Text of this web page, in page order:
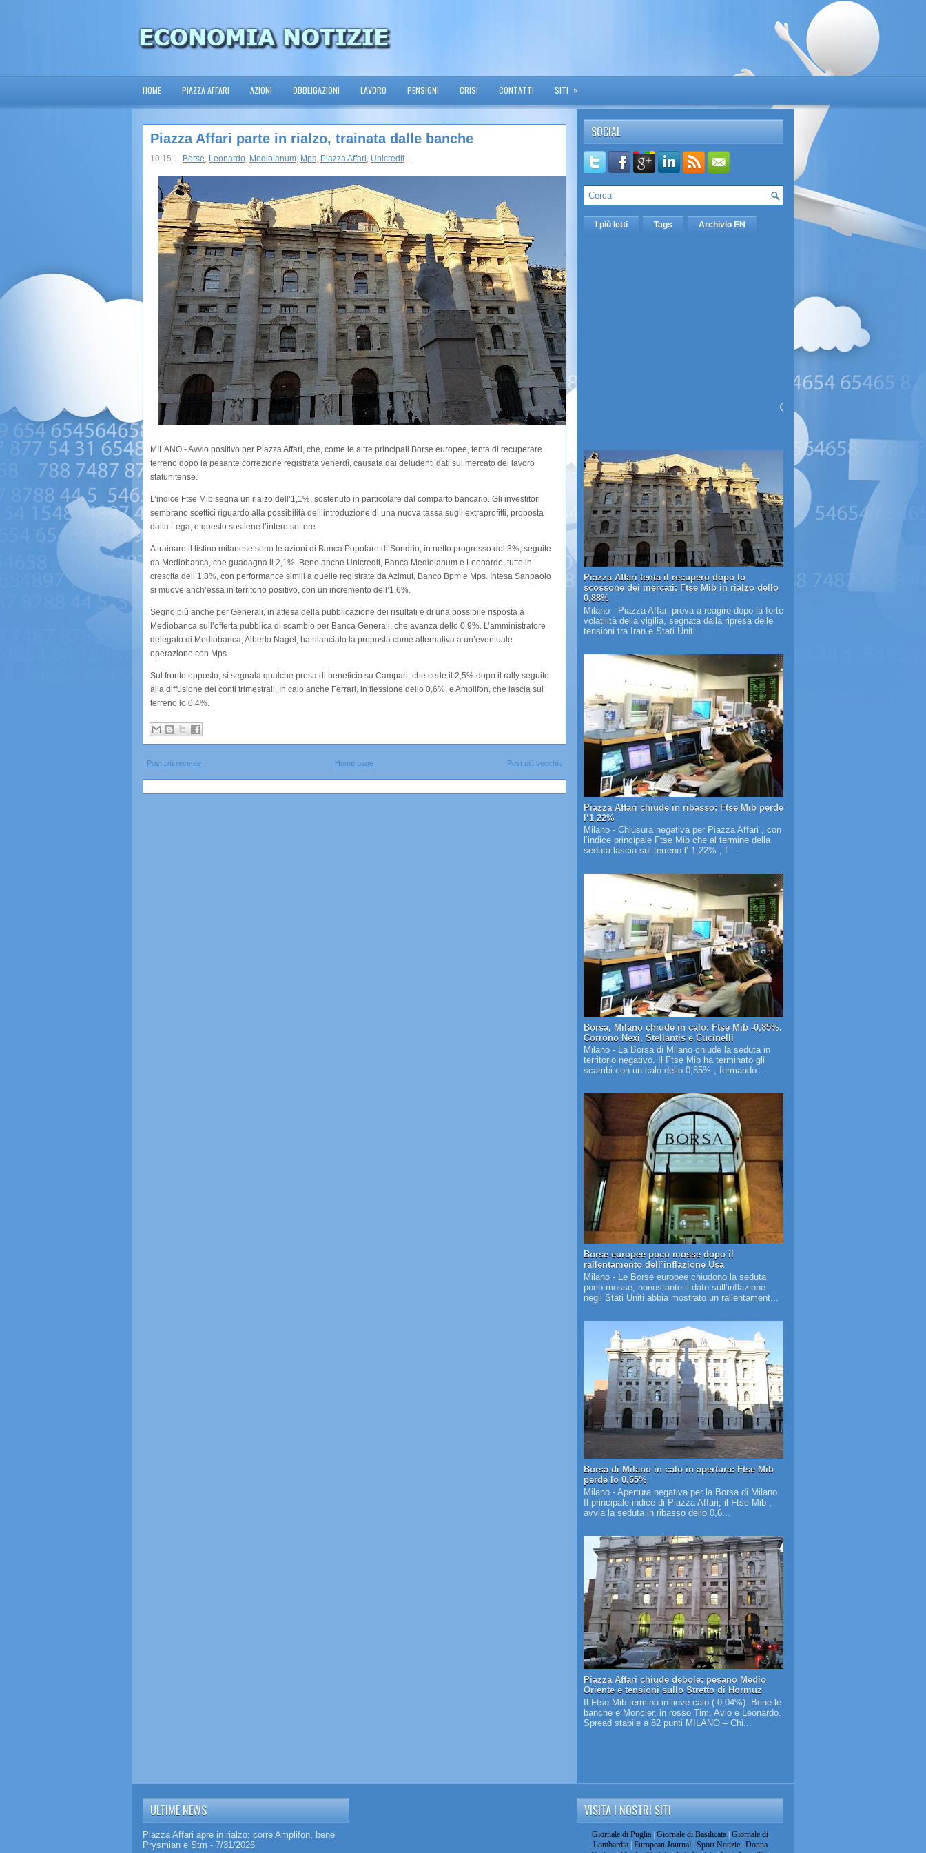
HOME PIAZZA AFFARI AZIONI OBBLIGAZIONI LAVORO PENSIONI CRISI CONTATTI SITI »
Piazza Affari parte in rialzo, trainata dalle banche
10:15 Borse, Leonardo, Mediolanum, Mps, Piazza Affari, Unicredit
MILANO - Avvio positivo per Piazza Affari, che, come le altre principali Borse europee, tenta di recuperare
terreno dopo la pesante correzione registrata venerdì, causata dai deludenti dati sul mercato del lavoro
statunitense.
L’indice Ftse Mib segna un rialzo dell’1,1%, sostenuto in particolare dal comparto bancario. Gli investitori
sembrano scettici riguardo alla possibilità dell’introduzione di una nuova tassa sugli extraprofitti, proposta
dalla Lega, e questo sostiene l’intero settore.
A trainare il listino milanese sono le azioni di Banca Popolare di Sondrio, in netto progresso del 3%, seguite
da Mediobanca, che guadagna il 2,1%. Bene anche Unicredit, Banca Mediolanum e Leonardo, tutte in
crescita dell’1,8%, con performance simili a quelle registrate da Azimut, Banco Bpm e Mps. Intesa Sanpaolo
si muove anch’essa in territorio positivo, con un incremento dell’1,6%.
Segno più anche per Generali, in attesa della pubblicazione dei risultati e di una possibile risposta a
Mediobanca sull’offerta pubblica di scambio per Banca Generali, che avanza dello 0,9%. L’amministratore
delegato di Mediobanca, Alberto Nagel, ha rilanciato la proposta come alternativa a un’eventuale
operazione con Mps.
Sul fronte opposto, si segnala qualche presa di beneficio su Campari, che cede il 2,5% dopo il rally seguito
alla diffusione dei conti trimestrali. In calo anche Ferrari, in flessione dello 0,6%, e Amplifon, che lascia sul
terreno lo 0,4%.
Post più recente Post più vecchio
Home page
SOCIAL
I più letti Tags Archivio EN
Piazza Affari tenta il recupero dopo lo
scossone dei mercati: Ftse Mib in rialzo dello
0,88%
Milano - Piazza Affari prova a reagire dopo la forte
volatilità della vigilia, segnata dalla ripresa delle
tensioni tra Iran e Stati Uniti. ...
Piazza Affari chiude in ribasso: Ftse Mib perde
l’1,22%
Milano - Chiusura negativa per Piazza Affari , con
l’indice principale Ftse Mib che al termine della
seduta lascia sul terreno l’ 1,22% , f...
Borsa, Milano chiude in calo: Ftse Mib -0,85%.
Corrono Nexi, Stellantis e Cucinelli
Milano - La Borsa di Milano chiude la seduta in
territorio negativo. Il Ftse Mib ha terminato gli
scambi con un calo dello 0,85% , fermando...
Borse europee poco mosse dopo il
rallentamento dell’inflazione Usa
Milano - Le Borse europee chiudono la seduta
poco mosse, nonostante il dato sull’inflazione
negli Stati Uniti abbia mostrato un rallentament...
Borsa di Milano in calo in apertura: Ftse Mib
perde lo 0,65%
Milano - Apertura negativa per la Borsa di Milano.
Il principale indice di Piazza Affari, il Ftse Mib ,
avvia la seduta in ribasso dello 0,6...
Piazza Affari chiude debole: pesano Medio
Oriente e tensioni sullo Stretto di Hormuz
Il Ftse Mib termina in lieve calo (-0,04%). Bene le
banche e Moncler, in rosso Tim, Avio e Leonardo.
Spread stabile a 82 punti MILANO – Chi...
ULTIME NEWS
Piazza Affari apre in rialzo: corre Amplifon, bene
Prysmian e Stm - 7/31/2026
VISITA I NOSTRI SITI
Giornale di Puglia | Giornale di Basilicata | Giornale di
Lombardia| European Journal| Sport Notizie| Donna